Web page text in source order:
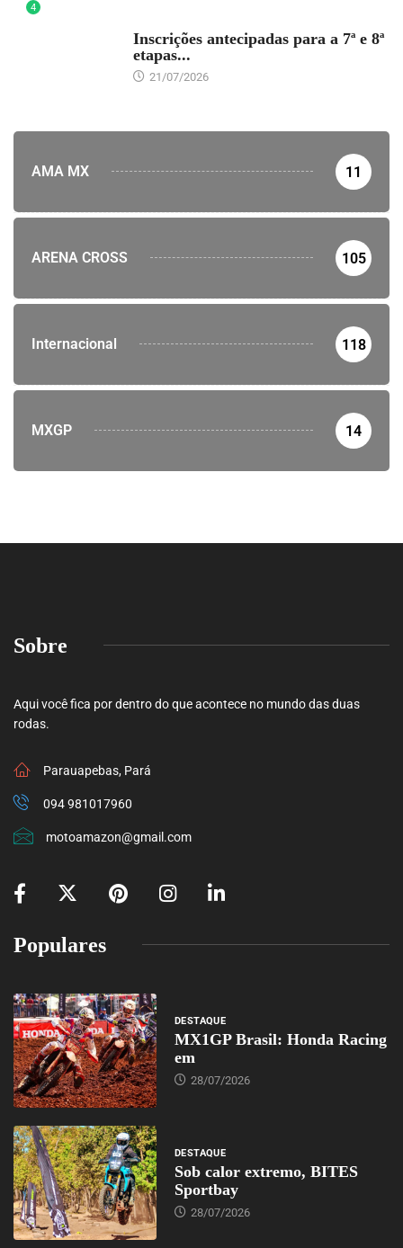
4
Inscrições antecipadas para a 7ª e 8ª
etapas...
21/07/2026
AMA MX 11
ARENA CROSS 105
Internacional 118
MXGP 14
Sobre
Aqui você fica por dentro do que acontece no mundo das duas
rodas.
Parauapebas, Pará
094 981017960
motoamazon@gmail.com
Populares
DESTAQUE
MX1GP Brasil: Honda Racing
em
28/07/2026
DESTAQUE
Sob calor extremo, BITES
Sportbay
28/07/2026